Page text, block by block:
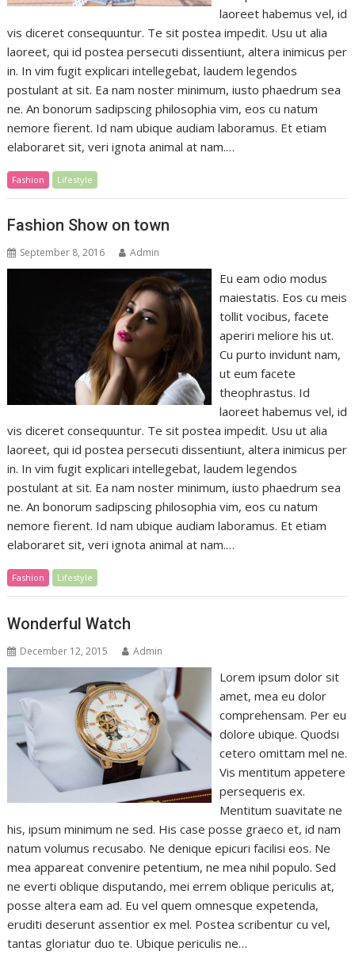
laoreet habemus vel, id
vis diceret consequuntur. Te sit postea impedit. Usu ut alia
laoreet, qui id postea persecuti dissentiunt, altera inimicus per
in. In vim fugit explicari intellegebat, laudem legendos
postulant at sit. Ea nam noster minimum, iusto phaedrum sea
ne. An bonorum sadipscing philosophia vim, eos cu natum
nemore fierent. Id nam ubique audiam laboramus. Et etiam
elaboraret sit, veri ignota animal at nam.…
Fashion Lifestyle
Fashion Show on town
September 8, 2016 Admin
Eu eam odio modus
maiestatis. Eos cu meis
tollit vocibus, facete
aperiri meliore his ut.
Cu purto invidunt nam,
ut eum facete
theophrastus. Id
laoreet habemus vel, id
vis diceret consequuntur. Te sit postea impedit. Usu ut alia
laoreet, qui id postea persecuti dissentiunt, altera inimicus per
in. In vim fugit explicari intellegebat, laudem legendos
postulant at sit. Ea nam noster minimum, iusto phaedrum sea
ne. An bonorum sadipscing philosophia vim, eos cu natum
nemore fierent. Id nam ubique audiam laboramus. Et etiam
elaboraret sit, veri ignota animal at nam.…
Fashion Lifestyle
Wonderful Watch
December 12, 2015 Admin
Lorem ipsum dolor sit
amet, mea eu dolor
comprehensam. Per eu
dolore ubique. Quodsi
cetero omittam mel ne.
Vis mentitum appetere
persequeris ex.
Mentitum suavitate ne
his, ipsum minimum ne sed. His case posse graeco et, id nam
natum volumus recusabo. Ne denique epicuri facilisi eos. Ne
mea appareat convenire petentium, ne mea nihil populo. Sed
ne everti oblique disputando, mei errem oblique periculis at,
posse altera eam ad. Eu vel quem omnesque expetenda,
eruditi deserunt assentior ex mel. Postea scribentur cu vel,
tantas gloriatur duo te. Ubique periculis ne…